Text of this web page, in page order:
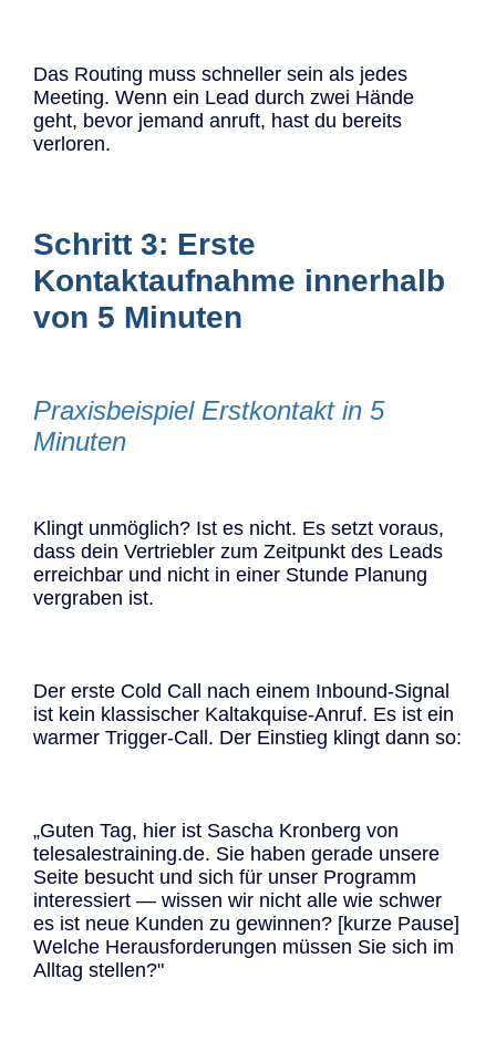
Das Routing muss schneller sein als jedes
Meeting. Wenn ein Lead durch zwei Hände
geht, bevor jemand anruft, hast du bereits
verloren.
Schritt 3: Erste
Kontaktaufnahme innerhalb
von 5 Minuten
Praxisbeispiel Erstkontakt in 5
Minuten
Klingt unmöglich? Ist es nicht. Es setzt voraus,
dass dein Vertriebler zum Zeitpunkt des Leads
erreichbar und nicht in einer Stunde Planung
vergraben ist.
Der erste Cold Call nach einem Inbound-Signal
ist kein klassischer Kaltakquise-Anruf. Es ist ein
warmer Trigger-Call. Der Einstieg klingt dann so:
„Guten Tag, hier ist Sascha Kronberg von
telesalestraining.de. Sie haben gerade unsere
Seite besucht und sich für unser Programm
interessiert — wissen wir nicht alle wie schwer
es ist neue Kunden zu gewinnen? [kurze Pause]
Welche Herausforderungen müssen Sie sich im
Alltag stellen?"